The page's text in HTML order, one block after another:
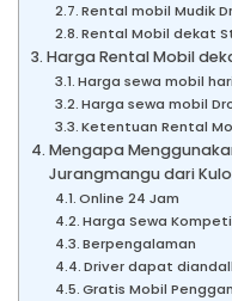
Rental mobil Mudik
Rental Mobil dekat
Harga Rental Mobil
Harga sewa mobil
Harga sewa mobil
Ketentuan Rental
Mengapa
Jurangmangu dari
Online 24 Jam
Harga Sewa
Berpengalaman
Driver dapat
Gratis Mobil